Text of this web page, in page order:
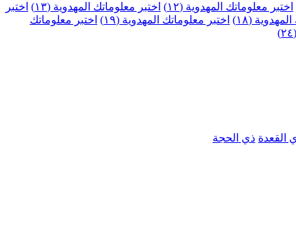
اختبر معلوماتك المهدوية (١٢) اختبر معلوماتك المهدوية (١٣)
اختبر
(١٨) اختبر معلوماتك المهدوية (١٩)
اختبر معلوماتك
القعدة ذي الحجة